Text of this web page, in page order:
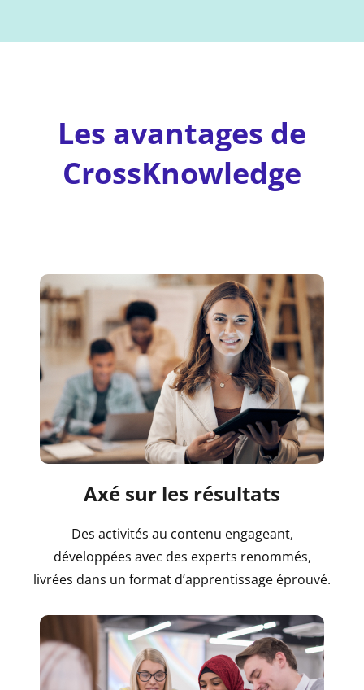
Les avantages de
CrossKnowledge
Axé sur les résultats
Des activités au contenu engageant,
développées avec des experts renommés,
livrées dans un format d’apprentissage éprouvé.